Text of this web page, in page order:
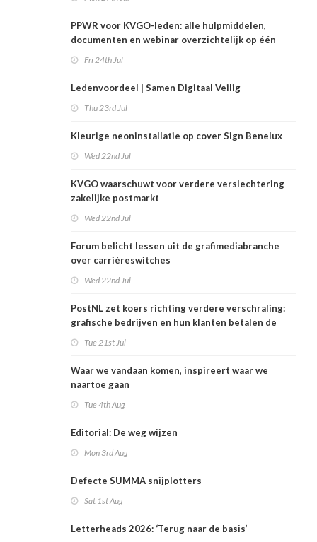
PPWR voor KVGO-leden: alle hulpmiddelen,
documenten en webinar overzichtelijk op één
Fri 24th Jul
Ledenvoordeel | Samen Digitaal Veilig
Thu 23rd Jul
Kleurige neoninstallatie op cover Sign Benelux
Wed 22nd Jul
KVGO waarschuwt voor verdere verslechtering
zakelijke postmarkt
Wed 22nd Jul
Forum belicht lessen uit de grafimediabranche
over carrièreswitches
Wed 22nd Jul
PostNL zet koers richting verdere verschraling:
grafische bedrijven en hun klanten betalen de
Tue 21st Jul
Waar we vandaan komen, inspireert waar we
naartoe gaan
Tue 4th Aug
Editorial: De weg wijzen
Mon 3rd Aug
Defecte SUMMA snijplotters
Sat 1st Aug
Letterheads 2026: ‘Terug naar de basis’